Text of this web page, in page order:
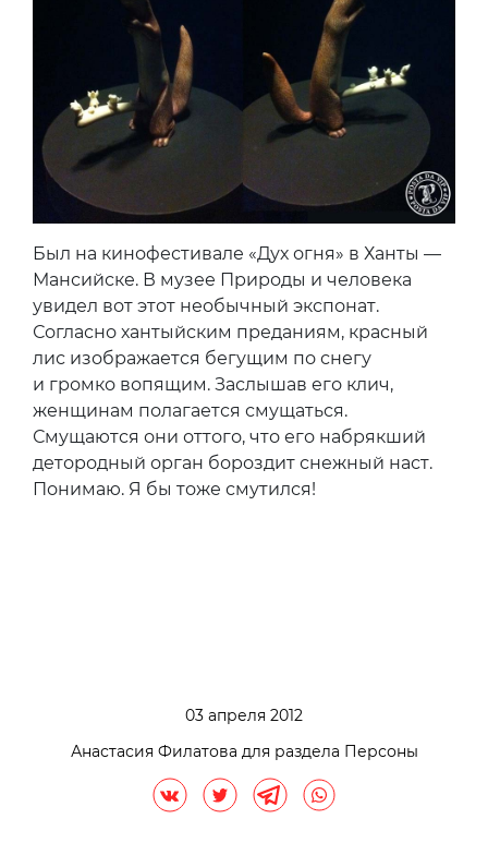
Был на кинофестивале «Дух огня» в Ханты —
Мансийске. В музее Природы и человека
увидел вот этот необычный экспонат.
Согласно хантыйским преданиям, красный
лис изображается бегущим по снегу
и громко вопящим. Заслышав его клич,
женщинам полагается смущаться.
Смущаются они оттого, что его набрякший
детородный орган бороздит снежный наст.
Понимаю. Я бы тоже смутился!
03 апреля 2012
Анастасия Филатова для раздела Персоны